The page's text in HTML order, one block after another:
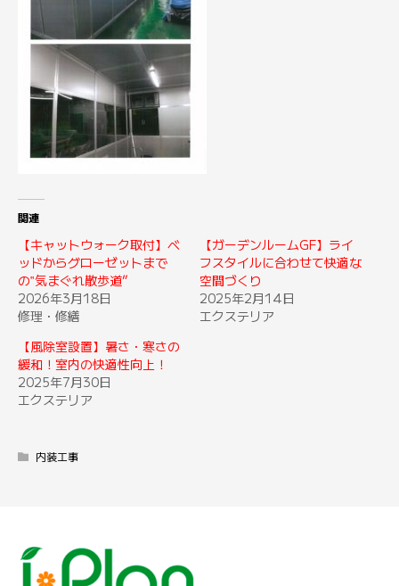
関連
【キャットウォーク取付】ベ
ッドからグローゼットまで
の‟気まぐれ散歩道”
2026年3月18日
修理・修繕
【ガーデンルームGF】ライ
フスタイルに合わせて快適な
空間づくり
2025年2月14日
エクステリア
【風除室設置】暑さ・寒さの
緩和！室内の快適性向上！
2025年7月30日
エクステリア
内装工事